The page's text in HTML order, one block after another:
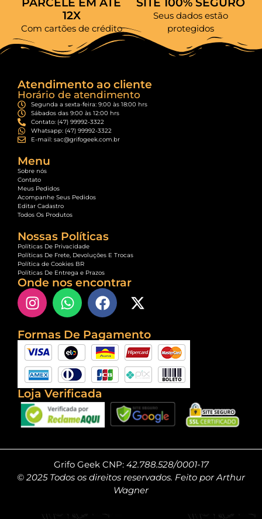
PARCELE EM ATÉ
12X
Com cartões de crédito
SITE 100% SEGURO
Seus dados estão
protegidos
Atendimento ao cliente
Horário de atendimento
Segunda a sexta-feira: 9:00 às 18:00 hrs
Sábados das 9:00 às 12:00 hrs
Contato: (47) 99992-3322
Whatsapp: (47) 99992-3322
E-mail: sac@grifogeek.com.br
Menu
Sobre nós
Contato
Meus Pedidos
Acompanhe Seus Pedidos
Editar Cadastro
Todos Os Produtos
Nossas Políticas
Políticas De Privacidade
Políticas De Frete, Devoluções E Trocas
Política de Cookies BR
Políticas De Entrega e Prazos
Onde nos encontrar
Formas De Pagamento
Loja Verificada
Grifo Geek CNP: 42.788.528/0001-17
© 2025 Todos os direitos reservados. Feito por Arthur
Wagner